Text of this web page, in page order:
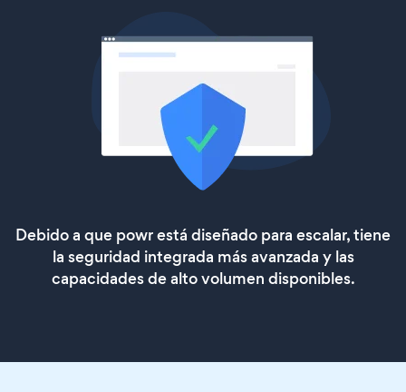
Debido a que powr está diseñado para escalar, tiene
la seguridad integrada más avanzada y las
capacidades de alto volumen disponibles.